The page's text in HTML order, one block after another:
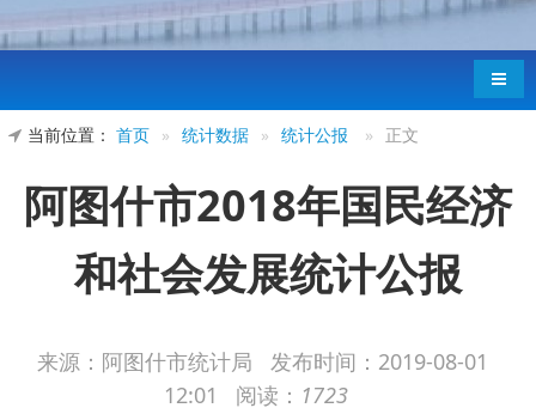
导航
当前位置： 首页 » 统计数据 » 统计公报 » 正文
阿图什市2018年国民经济
和社会发展统计公报
来源：阿图什市统计局 发布时间： 2019-08-01
12:01
阅读： 1723